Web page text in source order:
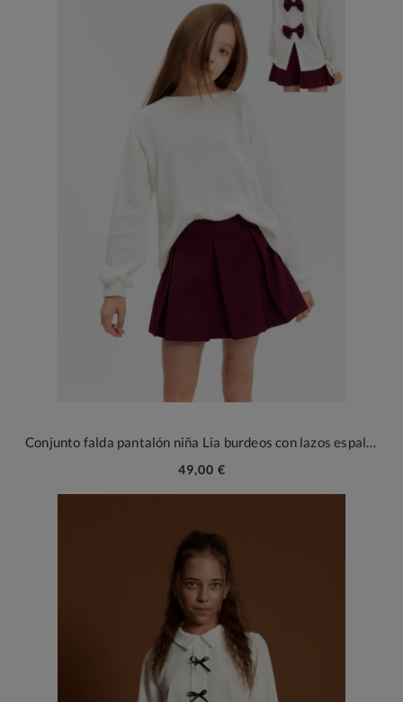
Conjunto falda pantalón niña Lia burdeos con lazos espalda
49,00 €